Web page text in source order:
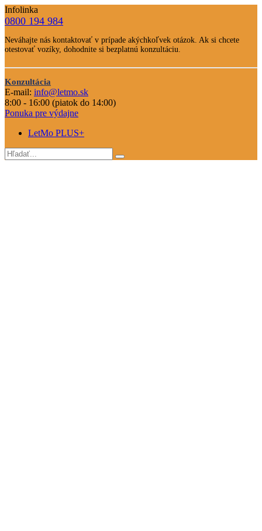
Infolinka
Telefone
číslo
0800 194 984
Text
Nevahajte
nás
kontaktovať
Neváhajte nás kontaktovať v prípade akýchkoľvek otázok. Ak si chcete
otestovať vozíky, dohodnite si bezplatnú konzultáciu.
Odkaz
na
konzultáciu
Konzultácia
E-mail: info@letmo.sk
8:00 - 16:00 (piatok do 14:00)
Ponuka pre výdajne
LetMo PLUS+